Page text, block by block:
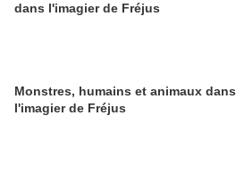
dans l'imagier de Fréjus
Monstres, humains et animaux dans
l'imagier de Fréjus